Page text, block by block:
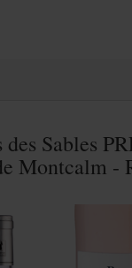
Sables
Montcalm -